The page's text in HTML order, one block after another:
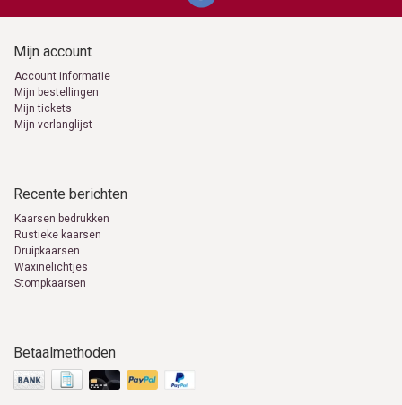
Mijn account
Account informatie
Mijn bestellingen
Mijn tickets
Mijn verlanglijst
Recente berichten
Kaarsen bedrukken
Rustieke kaarsen
Druipkaarsen
Waxinelichtjes
Stompkaarsen
Betaalmethoden